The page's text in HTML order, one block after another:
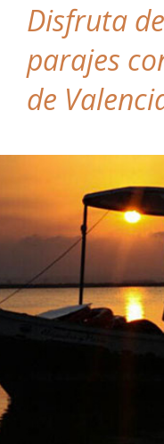
Disfruta
parajes
de